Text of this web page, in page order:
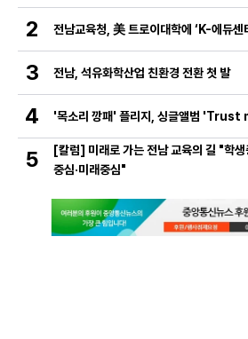
2 전남교육청, 美 트로이대학에 ‘K-에듀센
3 전남, 석유화학산업 친환경 전환 첫 발
4 '목소리 깡패' 플리지, 싱글앨범 'Trust
5
[칼럼] 미래로 가는 전남 교육의 길 "학생
중심·미래중심"